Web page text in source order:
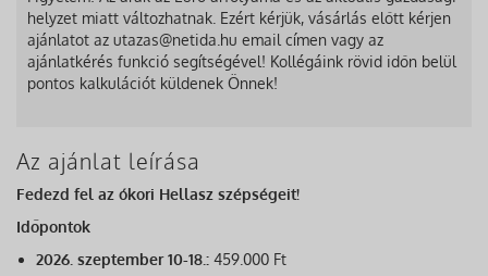
helyzet miatt változhatnak. Ezért kérjük, vásárlás előtt kérjen
ajánlatot az utazas@netida.hu email címen vagy az
ajánlatkérés funkció segítségével! Kollégáink rövid időn belül
pontos kalkulációt küldenek Önnek!
Az ajánlat leírása
Fedezd fel az ókori Hellasz szépségeit!
Időpontok
2026. szeptember 10-18.: 459.000 Ft